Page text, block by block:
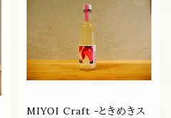
MIYOI Craft -ときめきス